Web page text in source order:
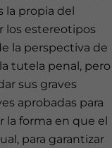
la propia del
los estereotipos
la perspectiva de
tutela penal, pero
sus graves
aprobadas para
la forma en que el
para garantizar